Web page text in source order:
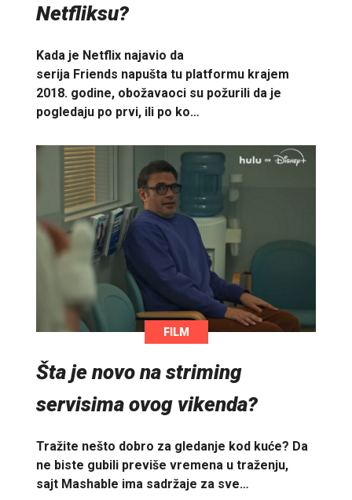
Netfliksu?
Kada je Netflix najavio da
serija Friends napušta tu platformu krajem
2018. godine, obožavaoci su požurili da je
pogledaju po prvi, ili po ko…
FILM
Šta je novo na striming
servisima ovog vikenda?
Tražite nešto dobro za gledanje kod kuće? Da
ne biste gubili previše vremena u traženju,
sajt Mashable ima sadržaje za sve…